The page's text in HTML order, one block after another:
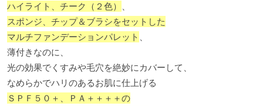
ハイライト、チーク（２色） 、
スポンジ、チップ＆ブラシをセットした
マルチファンデーションパレット 、
薄付きなのに、
光の効果でくすみや毛穴を絶妙にカバーして、
なめらかでハリのあるお肌に仕上げる
ＳＰＦ５０＋、ＰＡ＋＋＋＋の